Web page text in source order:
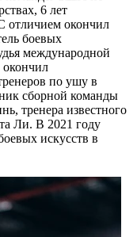
6 лет
отличием окончил
боевых
международной
по ушу в
сборной команды
тренера известного
Ли. В 2021 году
искусств в